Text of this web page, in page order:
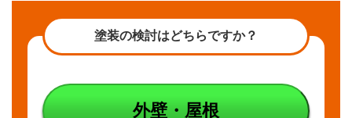
レベ
1★
弾性
塗装の検討はどちらですか？
外壁・屋根